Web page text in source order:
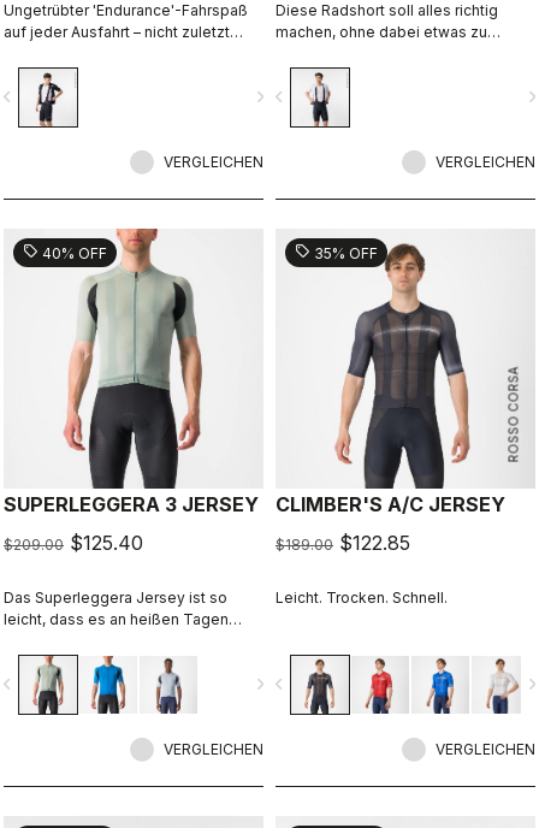
Ungetrübter 'Endurance'-Fahrspaß
auf jeder Ausfahrt – nicht zuletzt
Sitzpolsters von Castelli.
navigate_next
VERGLEICHEN
Diese Radshort soll alles richtig
machen, ohne dabei etwas zu
Materialien, Top-Passform,
Flachnähte, KISS Air2-Sitzpolster
und Beingripper, die direkt von
Free Aero Race 4 Bibshort stammen.
navigate_before
VERGLEICHEN
sell 40% OFF
SUPERLEGGERA 3 JERSEY
$209.00 $125.40
Das Superleggera Jersey ist so
leicht, dass es an heißen Tagen
glänzt – dabei spüren Sie kaum,
dass Sie es tragen. Unser Komfort-
Tipp für warme bis heiße
navigate_next
VERGLEICHEN
ROSSO CORSA
sell 35% OFF
CLIMBER'S A/C JERSEY
$189.00 $122.85
Leicht. Trocken. Schnell.
navigate_before
VERGLEICHEN